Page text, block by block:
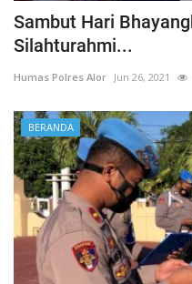
Sambut Hari
Silahturahmi...
Humas Polres Alor Jun 26, 2021
BERANDA